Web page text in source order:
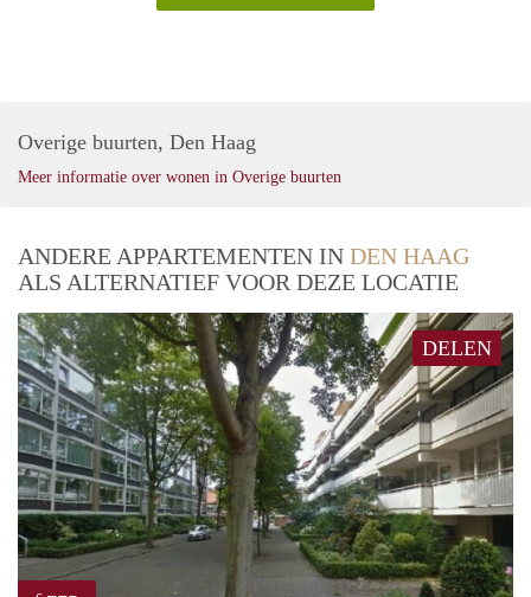
Overige buurten, Den Haag
Meer informatie over wonen in Overige buurten
ANDERE APPARTEMENTEN IN DEN HAAG
ALS ALTERNATIEF VOOR DEZE LOCATIE
DELEN